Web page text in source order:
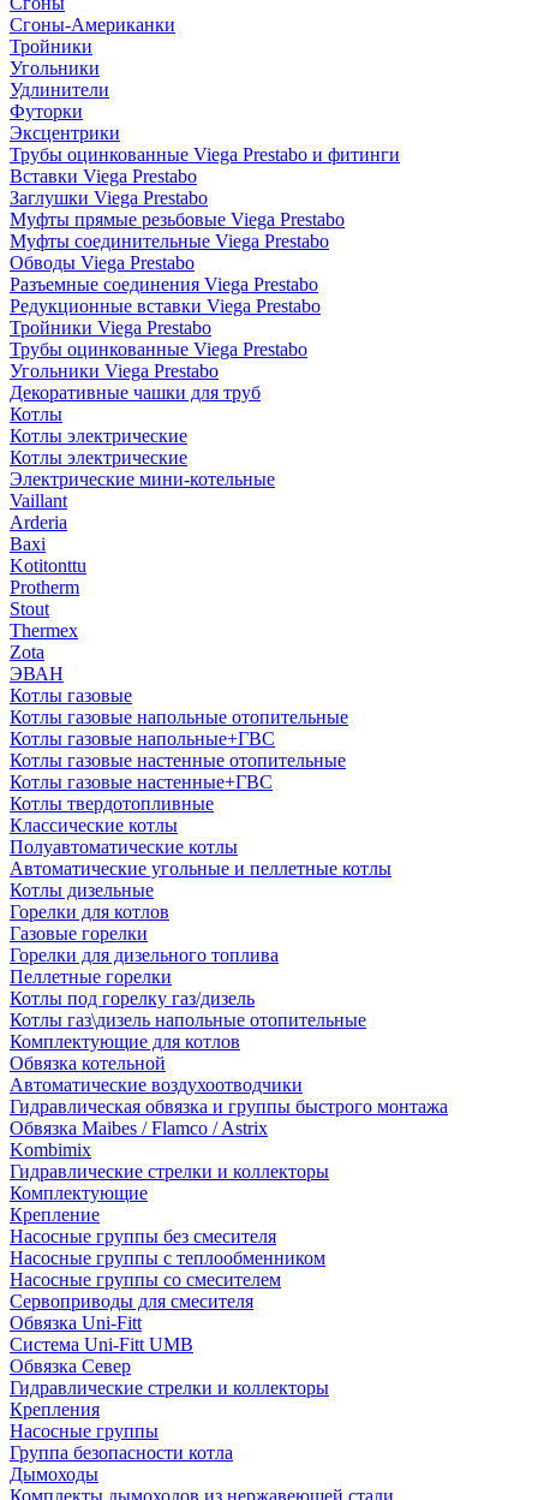
Сгоны-Американки
Тройники
Угольники
Удлинители
Футорки
Эксцентрики
Трубы оцинкованные Viega Prestabo и фитинги
Вставки Viega Prestabo
Заглушки Viega Prestabo
Муфты прямые резьбовые Viega Prestabo
Муфты соединительные Viega Prestabo
Обводы Viega Prestabo
Разъемные соединения Viega Prestabo
Редукционные вставки Viega Prestabo
Тройники Viega Prestabo
Трубы оцинкованные Viega Prestabo
Угольники Viega Prestabo
Декоративные чашки для труб
Котлы
Котлы электрические
Котлы электрические
Электрические мини-котельные
Vaillant
Arderia
Baxi
Kotitonttu
Protherm
Stout
Thermex
Zota
ЭВАН
Котлы газовые
Котлы газовые напольные отопительные
Котлы газовые напольные+ГВС
Котлы газовые настенные отопительные
Котлы газовые настенные+ГВС
Котлы твердотопливные
Классические котлы
Полуавтоматические котлы
Автоматические угольные и пеллетные котлы
Котлы дизельные
Горелки для котлов
Газовые горелки
Горелки для дизельного топлива
Пеллетные горелки
Котлы под горелку газ/дизель
Котлы газ\дизель напольные отопительные
Комплектующие для котлов
Обвязка котельной
Автоматические воздухоотводчики
Гидравлическая обвязка и группы быстрого монтажа
Обвязка Maibes / Flamco / Astrix
Kombimix
Гидравлические стрелки и коллекторы
Комплектующие
Крепление
Насосные группы без смесителя
Насосные группы с теплообменником
Насосные группы со смесителем
Сервоприводы для смесителя
Обвязка Uni-Fitt
Система Uni-Fitt UMB
Обвязка Север
Гидравлические стрелки и коллекторы
Крепления
Насосные группы
Группа безопасности котла
Дымоходы
Комплекты дымоходов из нержавеющей стали